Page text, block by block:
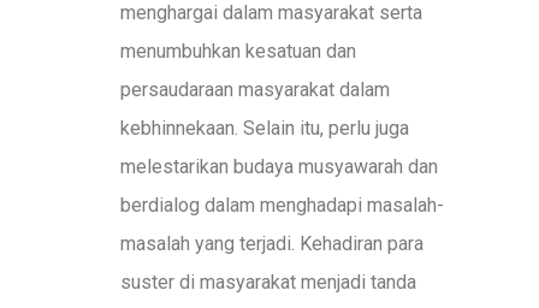
menghargai dalam masyarakat serta
menumbuhkan kesatuan dan
persaudaraan masyarakat dalam
kebhinnekaan. Selain itu, perlu juga
melestarikan budaya musyawarah dan
berdialog dalam menghadapi masalah-
masalah yang terjadi. Kehadiran para
suster di masyarakat menjadi tanda